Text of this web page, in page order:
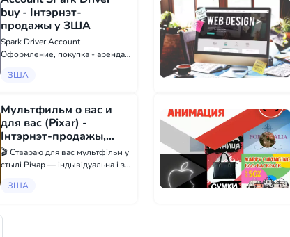
губіце заяўкі. Што зробім: П...
buy - Інтэрнэт-
продажы у ЗША
Spark Driver Account
Оформление, покупка - аренда
любого штата Все, что связано с
Восстановление аккаунта ✅
Проблемы с верификацией✅
Проблемы с загру...
ЗША
Мультфильм о вас и
для вас (Pixar) -
Інтэрнэт-продажы,
Рэкламная акцыя у
ЗША
🎬 Ствараю для вас мультфільм у
стылі Річар — індывідуальна і з
важны момант вашага жыцця ў
ЗША